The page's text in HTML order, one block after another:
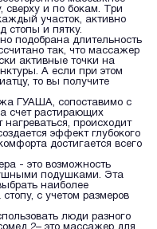
сверху и по бокам. Три
участок, активно
стопы и пятку.
подобрана длительность
так, что массажер
активные точки на
А если при этом
то вы получите
ГУАША, сопоставимо с
счет растирающих
происходит
эффект глубокого
достигается всего
- это возможность
подушками. Эта
наиболее
с учетом размеров
люди разного